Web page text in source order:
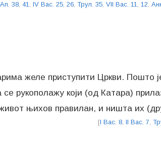
Ап. 38, 41, IV Вас. 25, 26, Трул. 35, VII Вас. 11, 12,
желе приступити Цркви. Пошто
рукополажу који (од Катара)
њихов правилан, и ништа их
[I Вас. 8 II Вас. 7